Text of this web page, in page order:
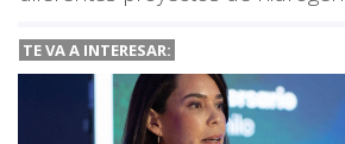
TE VA A INTERESAR: